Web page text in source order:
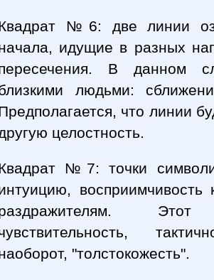
№6: две линии
идущие в разных
В данном
людьми:
что линии
целостность.
№7: точки
"толстокожесть".